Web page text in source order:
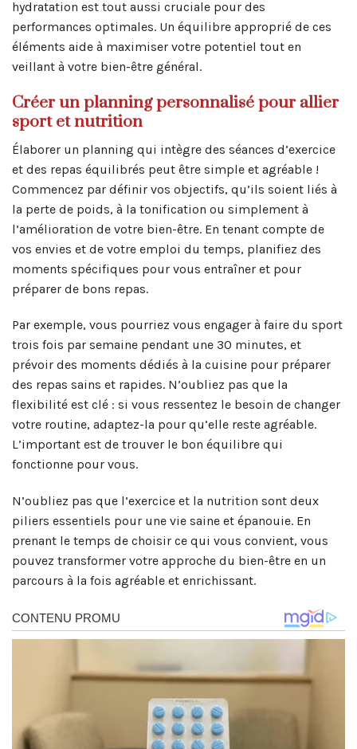
hydratation est tout aussi cruciale pour des
performances optimales. Un équilibre approprié de ces
éléments aide à maximiser votre potentiel tout en
veillant à votre bien-être général.
Créer un planning personnalisé pour allier
sport et nutrition
Élaborer un planning qui intègre des séances d’exercice
et des repas équilibrés peut être simple et agréable !
Commencez par définir vos objectifs, qu’ils soient liés à
la perte de poids, à la tonification ou simplement à
l’amélioration de votre bien-être. En tenant compte de
vos envies et de votre emploi du temps, planifiez des
moments spécifiques pour vous entraîner et pour
préparer de bons repas.
Par exemple, vous pourriez vous engager à faire du sport
trois fois par semaine pendant une 30 minutes, et
prévoir des moments dédiés à la cuisine pour préparer
des repas sains et rapides. N’oubliez pas que la
flexibilité est clé : si vous ressentez le besoin de changer
votre routine, adaptez-la pour qu’elle reste agréable.
L’important est de trouver le bon équilibre qui
fonctionne pour vous.
N’oubliez pas que l’exercice et la nutrition sont deux
piliers essentiels pour une vie saine et épanouie. En
prenant le temps de choisir ce qui vous convient, vous
pouvez transformer votre approche du bien-être en un
parcours à la fois agréable et enrichissant.